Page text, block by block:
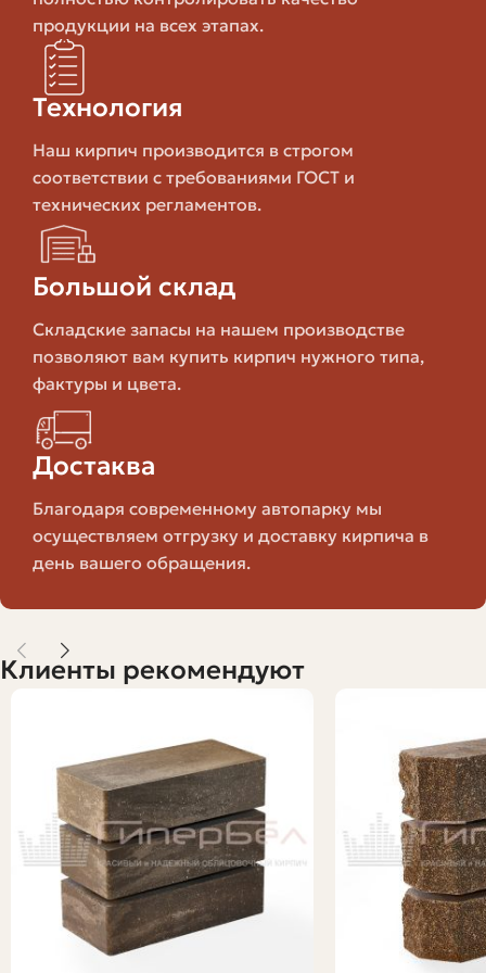
Клинкерный кирпич часто используется в архитектуре,
где важен внешний вид и долговечность: фасады,
ступени, дорожки.
Шамот применяется в высокотемпературных
сооружениях — печах, каминах, облицовке печных
топок. Он выдерживает температурные скачки и не
крошится при нагреве. Для других задач он будет
лишним, поэтому покупается целенаправленно.
Если планируете барбекю, камин или печь, не
экономьте на шамоте — от его качества зависит
безопасность и долговечность топки.
Характеристики кирпича, которые
стоит проверять
При выборе нового кирпича важны ряд параметров. Я
объясню каждый так, чтобы вы смогли сразу понять,
Марка прочности (М)
кирпич. Для ненесущих перегородок достаточно
менее прочного материала, а для фундамента и
несущих стен нужна более высокая марка. Часто
встречаются марки M75, M100, M150 и выше. Выбирать
следует исходя из проекта и рекомендаций инженера.
Не стоит экономить на прочности, когда речь о
несущих элементах — это сократит риск деформаций и
аварийных ситуаций в будущем.
продукции на всех этапах.
Технология
Наш кирпич производится в строгом
соответствии с требованиями ГОСТ и
технических регламентов.
Большой склад
Складские запасы на нашем производстве
позволяют вам купить кирпич нужного типа,
фактуры и цвета.
Достаква
Благодаря современному автопарку мы
осуществляем отгрузку и доставку кирпича в
день вашего обращения.
Клиенты рекомендуют